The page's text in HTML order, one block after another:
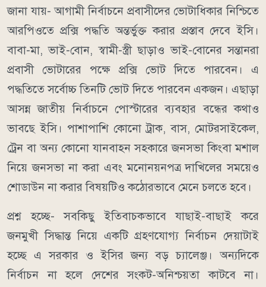
জানা যায়- আগামী নির্বাচনে প্রবাসীদের ভোটাধিকার নিশ্চিতে
আরপিওতে প্রক্সি পদ্ধতি অন্তর্ভুক্ত করার প্রস্তাব দেবে ইসি।
বাবা-মা, ভাই-বোন, স্বামী-স্ত্রী ছাড়াও ভাই-বোনের সন্তানরা
প্রবাসী ভোটারের পক্ষে প্রক্সি ভোট দিতে পারবেন। এ
পদ্ধতিতে সর্বোচ্চ তিনটি ভোট দিতে পারবেন একজন। এছাড়া
আসন্ন জাতীয় নির্বাচনে পোস্টারের ব্যবহার বন্ধের কথাও
ভাবছে ইসি। পাশাপাশি কোনো ট্রাক, বাস, মোটরসাইকেল,
ট্রেন বা অন্য কোনো যানবাহন সহকারে জনসভা কিংবা মশাল
নিয়ে জনসভা না করা এবং মনোনয়নপত্র দাখিলের সময়েও
শোডাউন না করার বিষয়টিও কঠোরভাবে মেনে চলতে হবে।
প্রশ্ন হচ্ছে- সবকিছু ইতিবাচকভাবে যাছাই-বাছাই করে
জনমুখী সিদ্ধান্ত নিয়ে একটি গ্রহণযোগ্য নির্বাচন দেয়াটাই
হচ্ছে এ সরকার ও ইসির জন্য বড় চ্যালেঞ্জ। অন্যদিকে
নির্বাচন না হলে দেশের সংকট-অনিশ্চয়তা কাটবে না।